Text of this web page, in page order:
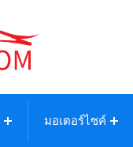
มอเตอร์ไซค์